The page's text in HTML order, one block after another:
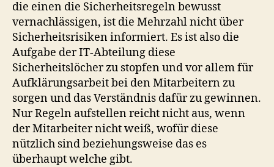
die einen die Sicherheitsregeln bewusst
vernachlässigen, ist die Mehrzahl nicht über
Sicherheitsrisiken informiert. Es ist also die
Aufgabe der IT-Abteilung diese
Sicherheitslöcher zu stopfen und vor allem für
Aufklärungsarbeit bei den Mitarbeitern zu
sorgen und das Verständnis dafür zu gewinnen.
Nur Regeln aufstellen reicht nicht aus, wenn
der Mitarbeiter nicht weiß, wofür diese
nützlich sind beziehungsweise das es
überhaupt welche gibt.